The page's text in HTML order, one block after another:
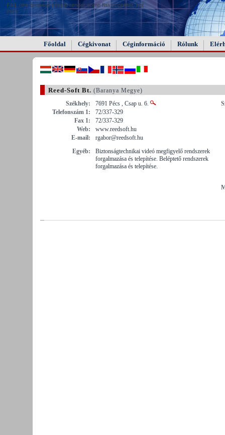
FAIL (the browser should render some flash content, not
this).
Főoldal Cégkivonat Céginformáció Rólunk
Reed-Soft Bt. (Baranya Megye)
Székhely:
7691 Pécs , Csap u. 6.
Telefonszám 1:
72/337-329
Fax 1:
72/337-329
Web:
www.reedsoft.hu
E-mail:
rgabor@reedsoft.hu
Egyéb:
Biztonságtechnikai videó megfigyelő rendszerek
forgalmazása és telepítése. Beléptető rendszerek
forgalmazása és telepítése.